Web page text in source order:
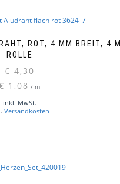
ROT, 4 MM BREIT, 4 M
ROLLE
€ 4,30
1,08 / m
inkl. MwSt.
Versandkosten